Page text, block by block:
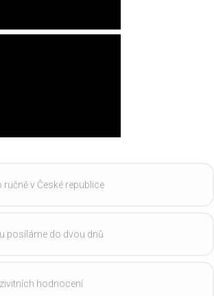
ručně v České republice
posíláme do dvou dnů
hodnocení